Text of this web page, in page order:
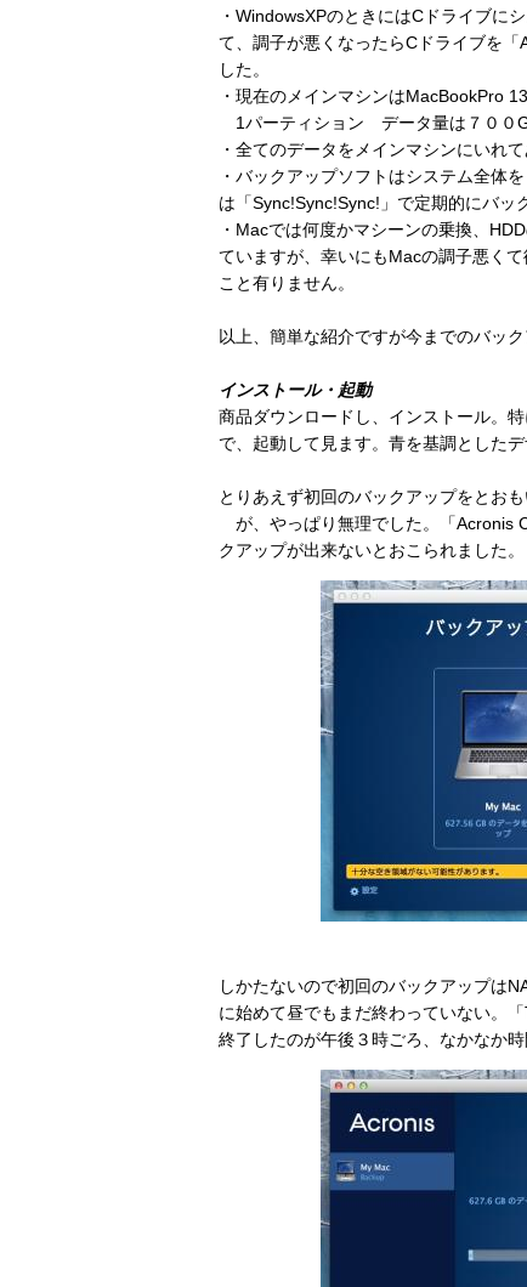
・WindowsXPのときにはCドライブに
て、調子が悪くなったらCドライブを
した。
・現在のメインマシンはMacBookPro
1パーティション データ量は７００
・全てのデータをメインマシンにいれ
・バックアップソフトはシステム全体
は「Sync!Sync!Sync!」で定期的にバッ
・Macでは何度かマシーンの乗換、
ていますが、幸いにもMacの調子悪く
こと有りません。
以上、簡単な紹介ですが今までのバッ
インストール・起動
商品ダウンロードし、インストール。特
で、起動して見ます。青を基調とした
とりあえず初回のバックアップをとお
が、やっぱり無理でした。「Acronis
クアップが出来ないとおこられました。
しかたないので初回のバックアップは
に始めて昼でもまだ終わっていない。
終了したのが午後３時ごろ、なかなか時